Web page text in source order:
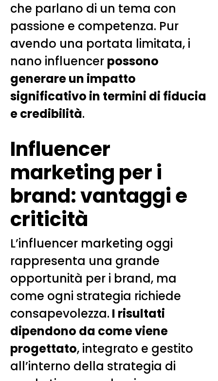
che parlano di un tema con
passione e competenza. Pur
avendo una portata limitata, i
nano influencer possono
generare un impatto
significativo in termini di fiducia
e credibilità.
Influencer
marketing per i
brand: vantaggi e
criticità
L’influencer marketing oggi
rappresenta una grande
opportunità per i brand, ma
come ogni strategia richiede
consapevolezza. I risultati
dipendono da come viene
progettato, integrato e gestito
all’interno della strategia di